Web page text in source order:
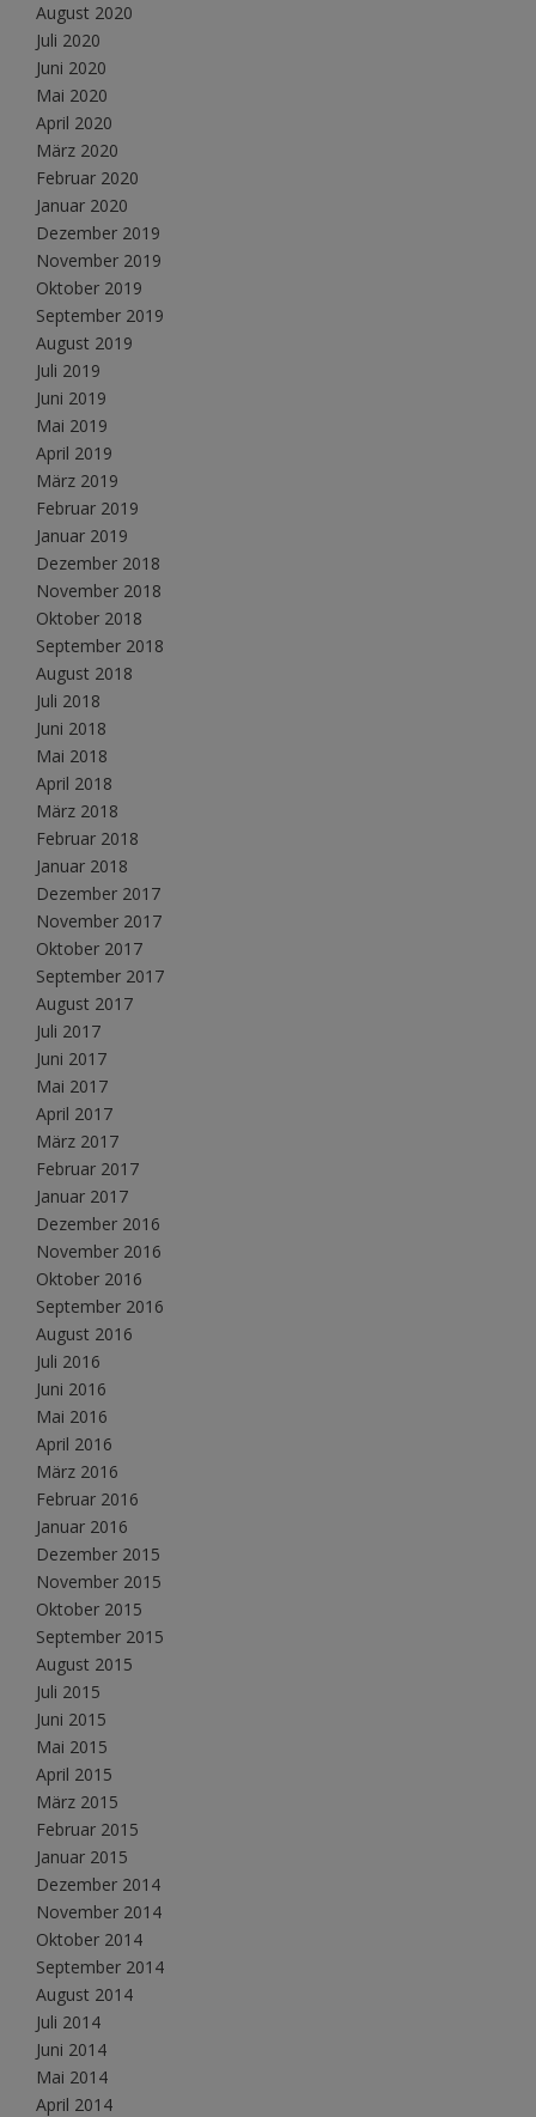
August 2020
Juli 2020
Juni 2020
Mai 2020
April 2020
März 2020
Februar 2020
Januar 2020
Dezember 2019
November 2019
Oktober 2019
September 2019
August 2019
Juli 2019
Juni 2019
Mai 2019
April 2019
März 2019
Februar 2019
Januar 2019
Dezember 2018
November 2018
Oktober 2018
September 2018
August 2018
Juli 2018
Juni 2018
Mai 2018
April 2018
März 2018
Februar 2018
Januar 2018
Dezember 2017
November 2017
Oktober 2017
September 2017
August 2017
Juli 2017
Juni 2017
Mai 2017
April 2017
März 2017
Februar 2017
Januar 2017
Dezember 2016
November 2016
Oktober 2016
September 2016
August 2016
Juli 2016
Juni 2016
Mai 2016
April 2016
März 2016
Februar 2016
Januar 2016
Dezember 2015
November 2015
Oktober 2015
September 2015
August 2015
Juli 2015
Juni 2015
Mai 2015
April 2015
März 2015
Februar 2015
Januar 2015
Dezember 2014
November 2014
Oktober 2014
September 2014
August 2014
Juli 2014
Juni 2014
Mai 2014
April 2014